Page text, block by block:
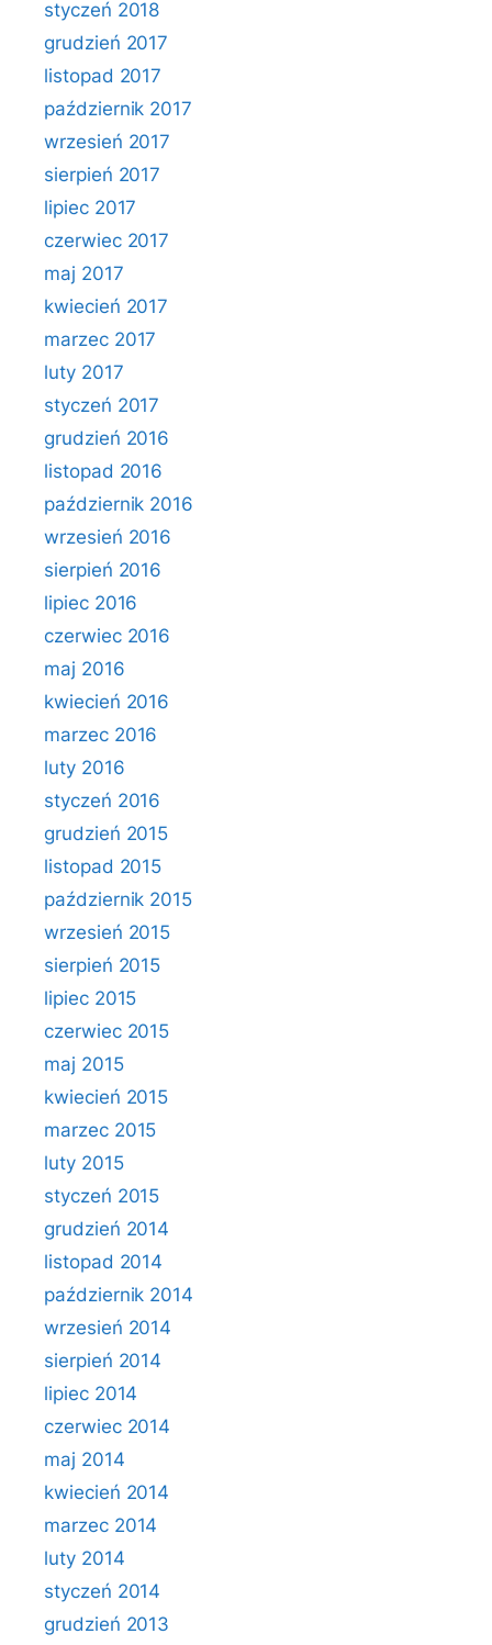
styczeń 2018
grudzień 2017
listopad 2017
październik 2017
wrzesień 2017
sierpień 2017
lipiec 2017
czerwiec 2017
maj 2017
kwiecień 2017
marzec 2017
luty 2017
styczeń 2017
grudzień 2016
listopad 2016
październik 2016
wrzesień 2016
sierpień 2016
lipiec 2016
czerwiec 2016
maj 2016
kwiecień 2016
marzec 2016
luty 2016
styczeń 2016
grudzień 2015
listopad 2015
październik 2015
wrzesień 2015
sierpień 2015
lipiec 2015
czerwiec 2015
maj 2015
kwiecień 2015
marzec 2015
luty 2015
styczeń 2015
grudzień 2014
listopad 2014
październik 2014
wrzesień 2014
sierpień 2014
lipiec 2014
czerwiec 2014
maj 2014
kwiecień 2014
marzec 2014
luty 2014
styczeń 2014
grudzień 2013